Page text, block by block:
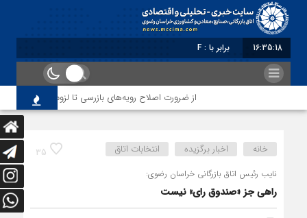
16:35:19 برابر با : Friday - 7 August - 2026
از ضرورت اصلاح رویه‌های بازرسی تا لزوم اصلاح حکمرانی
35 خانه اخبار برگزیده انتخابات اتاق
نایب رئیس اتاق بازرگانی خراسان رضوی:
راهی جز «صندوق رای» نیست